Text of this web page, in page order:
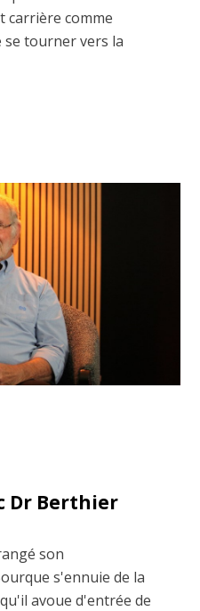
carrière comme
tourner vers la
Dr Berthier
son
s'ennuie de la
avoue d'entrée de